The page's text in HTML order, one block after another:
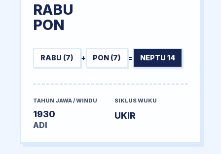
RABU
PON
RABU (7) + PON (7) = NEPTU 14
TAHUN JAWA / WINDU
1930
ADI
SIKLUS WUKU
UKIR